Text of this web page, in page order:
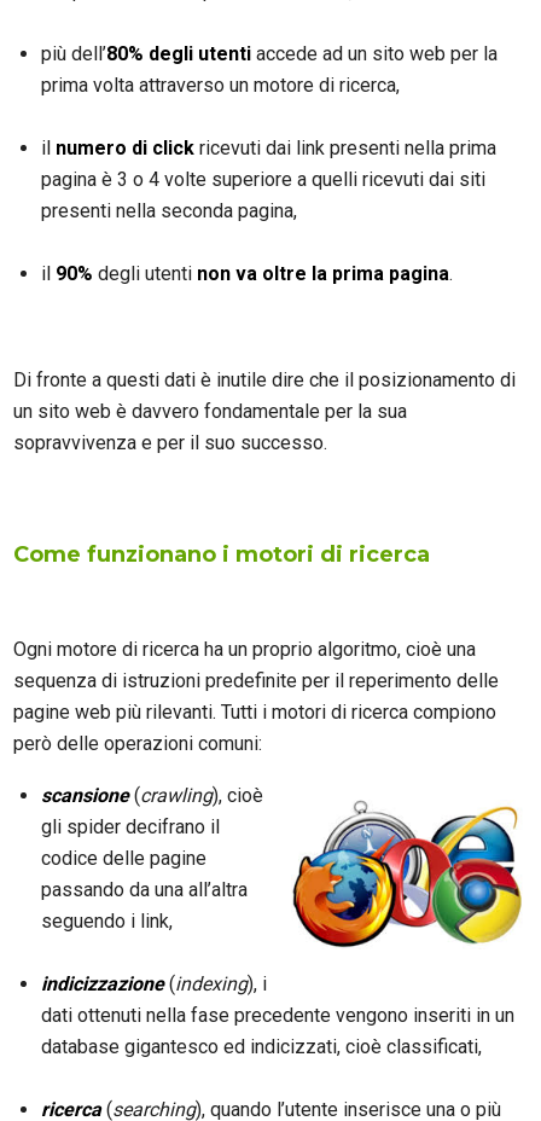
più dell’80% degli utenti accede ad un sito web per la
prima volta attraverso un motore di ricerca,
il numero di click ricevuti dai link presenti nella prima
pagina è 3 o 4 volte superiore a quelli ricevuti dai siti
presenti nella seconda pagina,
il 90% degli utenti non va oltre la prima pagina.
Di fronte a questi dati è inutile dire che il posizionamento di
un sito web è davvero fondamentale per la sua
sopravvivenza e per il suo successo.
Come funzionano i motori di ricerca
Ogni motore di ricerca ha un proprio algoritmo, cioè una
sequenza di istruzioni predefinite per il reperimento delle
pagine web più rilevanti. Tutti i motori di ricerca compiono
però delle operazioni comuni:
scansione (crawling), cioè
gli spider decifrano il
codice delle pagine
passando da una all’altra
seguendo i link,
indicizzazione (indexing), i
dati ottenuti nella fase precedente vengono inseriti in un
database gigantesco ed indicizzati, cioè classificati,
ricerca (searching), quando l’utente inserisce una o più